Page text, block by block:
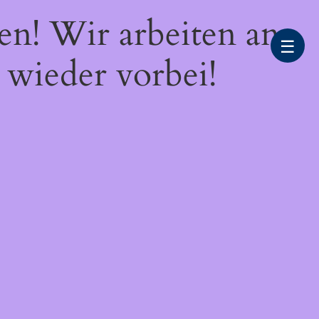
Wir arbeiten an
vorbei!
☰